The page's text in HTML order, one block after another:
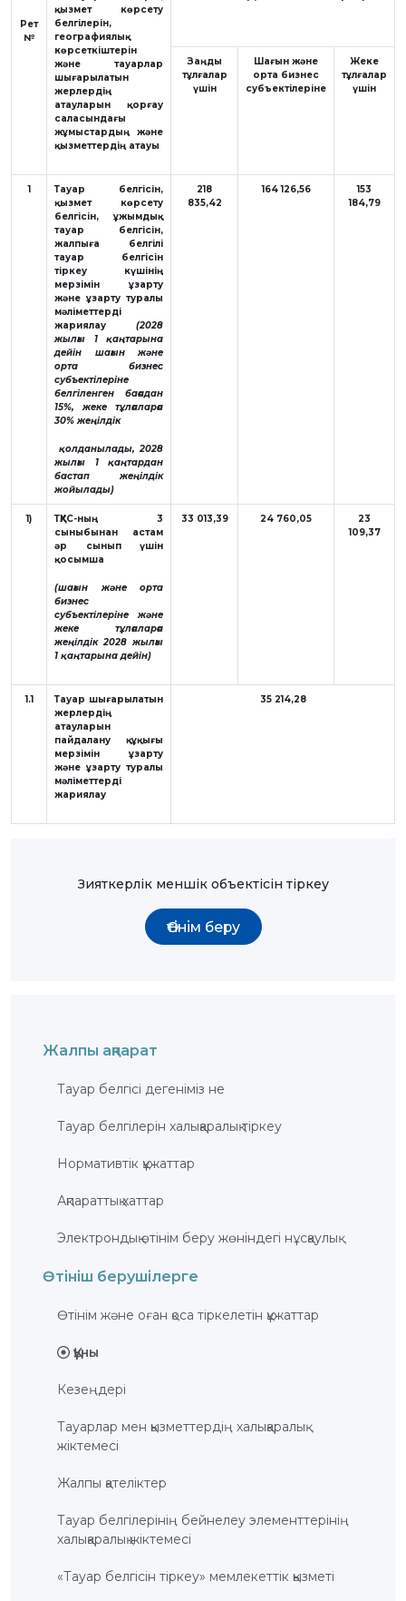
Рет
№
қызмет көрсету
белгілерін,
географиялық
көрсеткіштерін
және тауарлар
шығарылатын
жерлердің
атауларын қорғау
саласындағы
жұмыстардың және
қызметтердің атауы
Заңды
тұлғалар
үшін
Шағын және
орта бизнес
субъектілеріне
Жеке
тұлғалар
үшін
1
Тауар белгісін,
қызмет көрсету
белгісін, ұжымдық
тауар белгісін,
жалпыға белгілі
тауар белгісін
тіркеу күшінің
мерзімін ұзарту
және ұзарту туралы
мәліметтерді
жариялау (2028
жылғы 1 қаңтарына
дейін шағын және
орта бизнес
субъектілеріне
белгіленген бағадан
15%, жеке тұлғаларға
30% жеңілдік
қолданылады, 2028
жылғы 1 қаңтардан
бастап жеңілдік
жойылады)
218
835,42
164 126,56
153
184,79
1)
ТҚХС-ның 3
сыныбынан астам
әр сынып үшін
қосымша
(шағын және орта
бизнес
субъектілеріне және
жеке тұлғаларға
жеңілдік 2028жылғы
1 қаңтарына дейін)
33 013,39 24 760,05
23
109,37
1.1
Тауар шығарылатын
жерлердің
атауларын
пайдалану құқығы
мерзімін ұзарту
және ұзарту туралы
мәліметтерді
жариялау
35 214,28
Зияткерлік меншік объектісін тіркеу
Өтінім беру
Жалпы ақпарат
Тауар белгісі дегеніміз не
Тауар белгілерін халықаралық тіркеу
Нормативтік құжаттар
Ақпараттық хаттар
Электрондық өтінім беру жөніндегі нұсқаулық
Өтініш берушілерге
Өтiнiм және оған қоса тiркелетiн құжаттар
Құны
Кезеңдері
Тауарлар мен қызметтердің халықаралық
жіктемесі
Жалпы қателіктер
Тауар белгілерінің бейнелеу элементтерінің
халықаралық жіктемесі
«Тауар белгісін тіркеу» мемлекеттік қызметі